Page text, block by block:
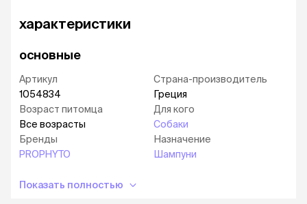
характеристики
основные
Артикул
1054834
Возраст питомца
Все возрасты
Бренды
PROPHYTO
Страна-производитель
Греция
Для кого
Собаки
Назначение
Шампуни
Показать полностью